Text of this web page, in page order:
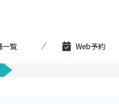
一覧 Web予約